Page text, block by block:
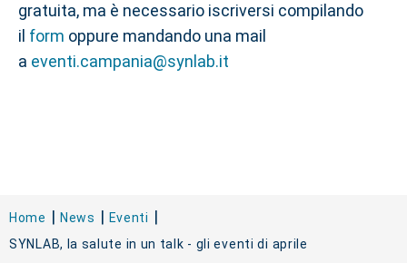
gratuita, ma è necessario iscriversi compilando
il form oppure mandando una mail
a eventi.campania@synlab.it
Home News
Eventi
SYNLAB, la salute in un talk - gli eventi di aprile